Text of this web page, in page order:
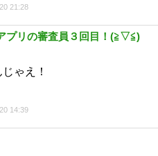
21:28
プリの審査員３回目！(⁠≧⁠▽⁠≦⁠)
ゃえ！
14:39